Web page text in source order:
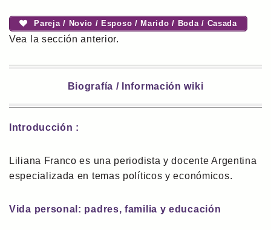
Pareja / Novio / Esposo / Marido / Boda / Casada
Vea la sección anterior.
Biografía / Información wiki
Introducción :
Liliana Franco es una periodista y docente Argentina
especializada en temas políticos y económicos.
Vida personal: padres, familia y educación